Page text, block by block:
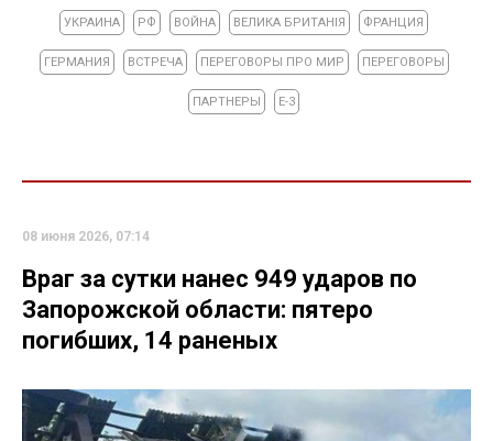
УКРАИНА РФ ВОЙНА ВЕЛИКА БРИТАНІЯ ФРАНЦИЯ
ГЕРМАНИЯ ВСТРЕЧА ПЕРЕГОВОРЫ ПРО МИР ПЕРЕГОВОРЫ
ПАРТНЕРЫ Е-3
08 июня 2026, 07:14
Враг за сутки нанес 949 ударов по
Запорожской области: пятеро
погибших, 14 раненых